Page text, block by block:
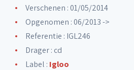
10. Les passantes
11. Il n'y a pas d'amour heureux
Verschenen : 01/05/2014
Opgenomen : 06/2013 ->
Referentie : IGL246
Drager : cd
Label : Igloo